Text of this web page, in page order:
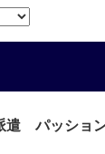
遣 パッション